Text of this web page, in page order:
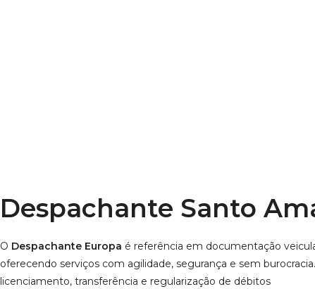
Despachante Santo
O Despachante Europa é referência em documentação
oferecendo serviços com agilidade, segurança e sem
licenciamento, transferência e regularização de débitos